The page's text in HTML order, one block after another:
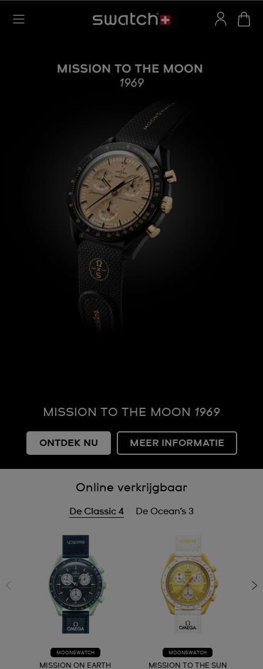
MISSION TO THE MOON 1969
ONTDEK NU MEER INFORMATIE
Online verkrijgbaar
De Classic 4 De Ocean’s 3
MOONSWATCH
MISSION ON EARTH
MOONSWATCH
MISSION TO THE SUN